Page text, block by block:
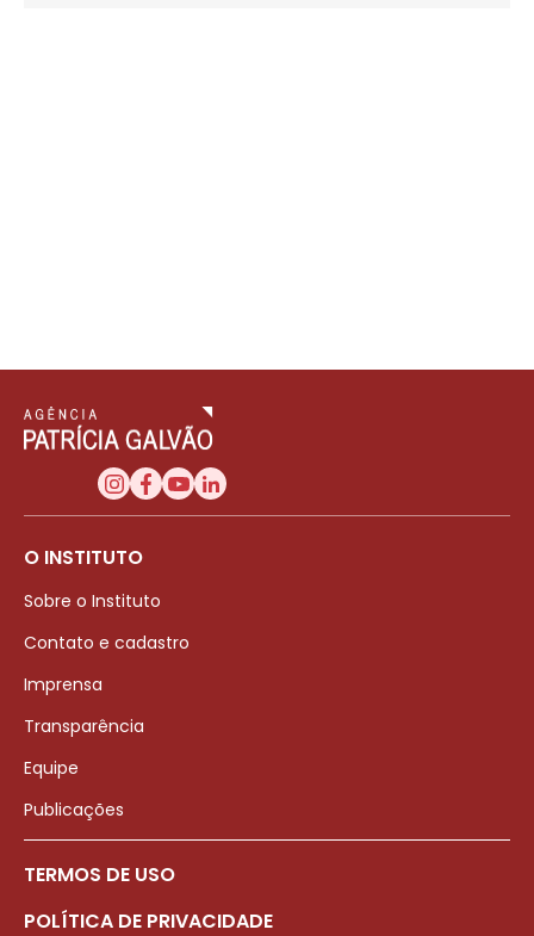
O INSTITUTO
Sobre o Instituto
Contato e cadastro
Imprensa
Transparência
Equipe
Publicações
TERMOS DE USO
POLÍTICA DE PRIVACIDADE